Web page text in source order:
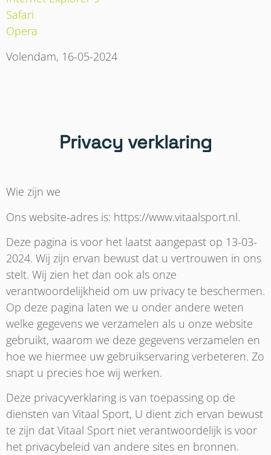
Safari
Opera
Volendam, 16-05-2024
Privacy verklaring
Wie zijn we
Ons website-adres is: https://www.vitaalsport.nl.
Deze pagina is voor het laatst aangepast op 13-03-
2024. Wij zijn ervan bewust dat u vertrouwen in ons
stelt. Wij zien het dan ook als onze
verantwoordelijkheid om uw privacy te beschermen.
Op deze pagina laten we u onder andere weten
welke gegevens we verzamelen als u onze website
gebruikt, waarom we deze gegevens verzamelen en
hoe we hiermee uw gebruikservaring verbeteren. Zo
snapt u precies hoe wij werken.
Deze privacyverklaring is van toepassing op de
diensten van Vitaal Sport, U dient zich ervan bewust
te zijn dat Vitaal Sport niet verantwoordelijk is voor
het privacybeleid van andere sites en bronnen.